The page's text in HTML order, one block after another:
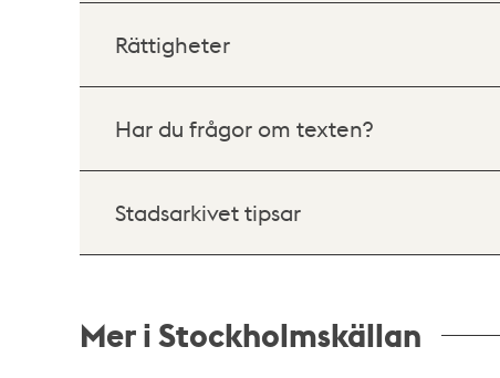
Rättigheter
Har du frågor om texten?
Stadsarkivet tipsar
Mer i Stockholmskällan